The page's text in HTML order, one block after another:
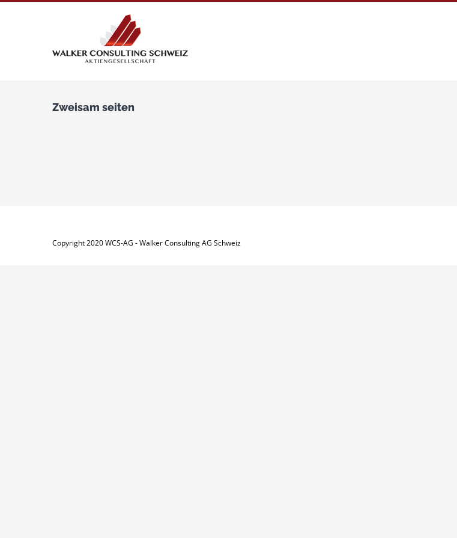
Zweisam seiten
Copyright 2020 WCS-AG - Walker Consulting AG Schweiz